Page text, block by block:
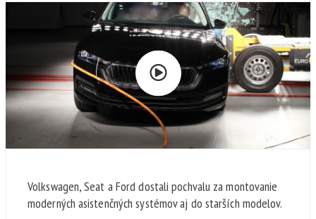
Volkswagen, Seat a Ford dostali pochvalu za montovanie
moderných asistenčných systémov aj do starších modelov.